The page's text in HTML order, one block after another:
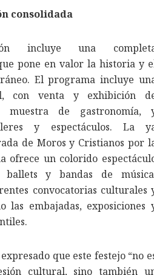
consolidada
incluye una
pone en valor la historia y
El programa incluye
con venta y exhibición
muestra de gastronomía,
y espectáculos. La
de Moros y Cristianos por
ofrece un colorido
ballets y bandas de
convocatorias culturales
las embajadas, exposiciones
que este festejo “no
cultural, sino también